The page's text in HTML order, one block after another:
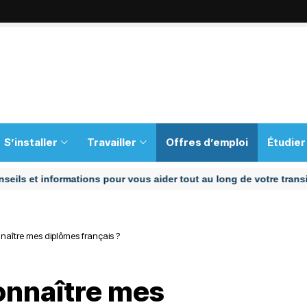
S’installer Travailler Offres d’emploi Étudier
informations pour vous aider tout au long de votre transition
mes diplômes français ?
mes